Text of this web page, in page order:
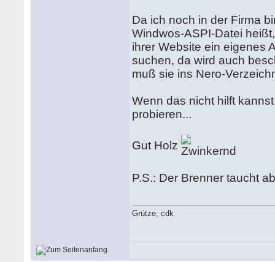
Da ich noch in der Firma
Windwos-ASPI-Datei
ihrer Website ein eigenes
suchen, da wird auch
muß sie ins Nero-
Wenn das nicht hilft
probieren...
Gut Holz
P.S.: Der Brenner taucht
Grütze, cdk